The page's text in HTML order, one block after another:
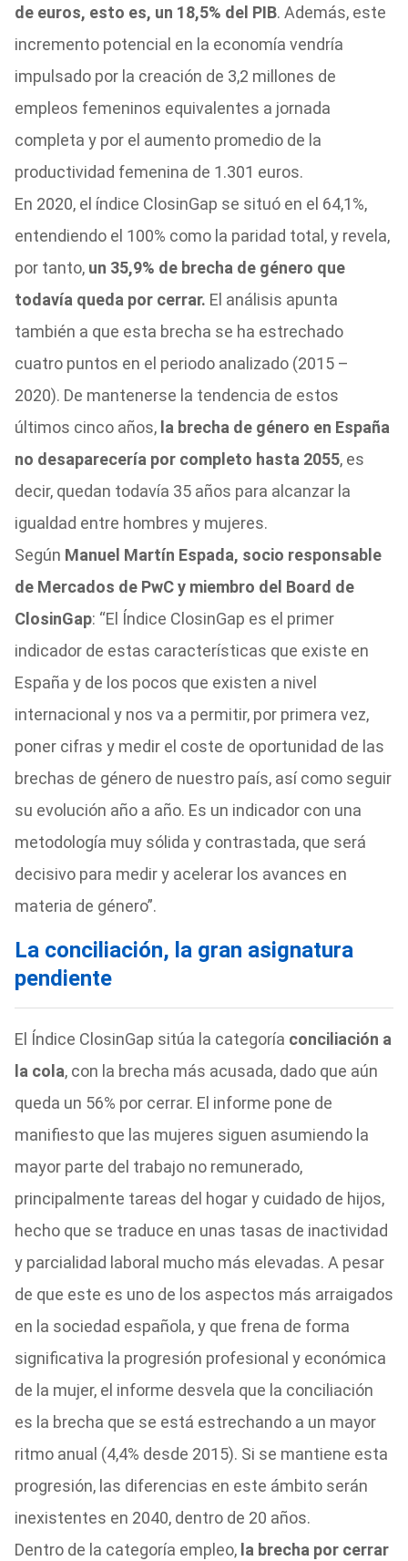
de euros, esto es, un 18,5% del PIB. Además, este
incremento potencial en la economía vendría
impulsado por la creación de 3,2 millones de
empleos femeninos equivalentes a jornada
completa y por el aumento promedio de la
productividad femenina de 1.301 euros.
En 2020, el índice ClosinGap se situó en el 64,1%,
entendiendo el 100% como la paridad total, y revela,
por tanto,un 35,9% de brecha de género que
todavía queda por cerrar. El análisis apunta
también a que esta brecha se ha estrechado
cuatro puntos en el periodo analizado (2015 –
2020). De mantenerse la tendencia de estos
últimos cinco años,la brecha de género en España
no desaparecería por completo hasta 2055, es
decir, quedan todavía 35 años para alcanzar la
igualdad entre hombres y mujeres.
Según Manuel Martín Espada, socio responsable
de Mercados de PwC y miembro del Board de
ClosinGap: “El Índice ClosinGap es el primer
indicador de estas características que existe en
España y de los pocos que existen a nivel
internacional y nos va a permitir, por primera vez,
poner cifras y medir el coste de oportunidad de las
brechas de género de nuestro país, así como seguir
su evolución año a año. Es un indicador con una
metodología muy sólida y contrastada, que será
decisivo para medir y acelerar los avances en
materia de género”.
La conciliación, la gran asignatura
pendiente
El Índice ClosinGap sitúa la categoría conciliación a
la cola, con la brecha más acusada, dado que aún
queda un 56% por cerrar. El informe pone de
manifiesto que las mujeres siguen asumiendo la
mayor parte del trabajo no remunerado,
principalmente tareas del hogar y cuidado de hijos,
hecho que se traduce en unas tasas de inactividad
y parcialidad laboral mucho más elevadas. A pesar
de que este es uno de los aspectos más arraigados
en la sociedad española, y que frena de forma
significativa la progresión profesional y económica
de la mujer, el informe desvela que la conciliación
es la brecha que se está estrechando a un mayor
ritmo anual (4,4% desde 2015). Si se mantiene esta
progresión, las diferencias en este ámbito serán
inexistentes en 2040, dentro de 20 años.
Dentro de la categoría empleo, la brecha por cerrar